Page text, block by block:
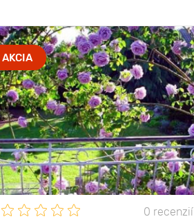
AKCIA
0 recenzií